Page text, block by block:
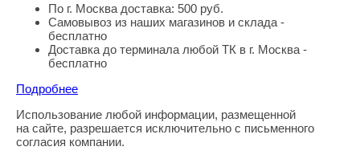
По г. Москва доставка: 500 руб.
Самовывоз из наших магазинов и склада -
бесплатно
Доставка до терминала любой ТК в г. Москва -
бесплатно
Подробнее
Правовая информация
Использование любой информации, размещенной
на сайте, разрешается исключительно с письменного
согласия компании.